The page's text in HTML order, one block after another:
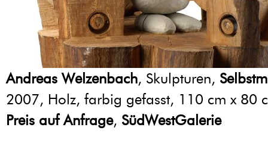
Andreas Welzenbach, Skulpturen,
2007, Holz, farbig gefasst, 110 cm x 80
Preis auf Anfrage, SüdWestGalerie